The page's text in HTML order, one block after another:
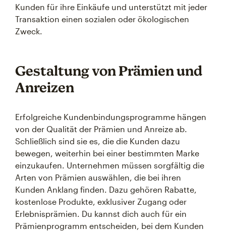
Kunden für ihre Einkäufe und unterstützt mit jeder
Transaktion einen sozialen oder ökologischen
Zweck.
Gestaltung von Prämien und
Anreizen
Erfolgreiche Kundenbindungsprogramme hängen
von der Qualität der Prämien und Anreize ab.
Schließlich sind sie es, die die Kunden dazu
bewegen, weiterhin bei einer bestimmten Marke
einzukaufen. Unternehmen müssen sorgfältig die
Arten von Prämien auswählen, die bei ihren
Kunden Anklang finden. Dazu gehören Rabatte,
kostenlose Produkte, exklusiver Zugang oder
Erlebnisprämien. Du kannst dich auch für ein
Prämienprogramm entscheiden, bei dem Kunden